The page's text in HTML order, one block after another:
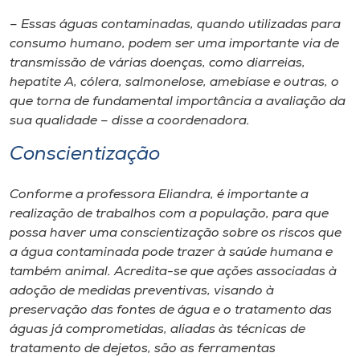
– Essas águas contaminadas, quando utilizadas para
consumo humano, podem ser uma importante via de
transmissão de várias doenças, como diarreias,
hepatite A, cólera, salmonelose, amebíase e outras, o
que torna de fundamental importância a avaliação da
sua qualidade – disse a coordenadora.
Conscientização
Conforme a professora Eliandra, é importante a
realização de trabalhos com a população, para que
possa haver uma conscientização sobre os riscos que
a água contaminada pode trazer à saúde humana e
também animal. Acredita-se que ações associadas à
adoção de medidas preventivas, visando à
preservação das fontes de água e o tratamento das
águas já comprometidas, aliadas às técnicas de
tratamento de dejetos, são as ferramentas